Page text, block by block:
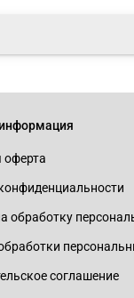
оферта
обработку
соглашение